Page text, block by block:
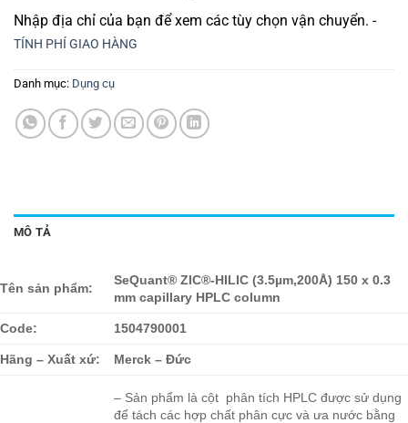
Nhập địa chỉ của bạn để xem các tùy chọn vận chuyển. -
TÍNH PHÍ GIAO HÀNG
Danh mục: Dụng cụ
MÔ TẢ
Tên sản phẩm:
SeQuant® ZIC®-HILIC (3.5µm,200Å) 150 x 0.3
mm capillary HPLC column
Code: 1504790001
Hãng – Xuất xứ: Merck – Đức
– Sản phẩm là cột phân tích HPLC được sử dụng
để tách các hợp chất phân cực và ưa nước bằng